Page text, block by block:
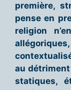
première,
pense en
religion
au
statiques,